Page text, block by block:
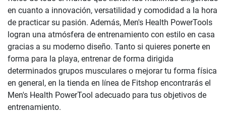
en cuanto a innovación, versatilidad y comodidad a la hora
de practicar su pasión. Además, Men's Health PowerTools
logran una atmósfera de entrenamiento con estilo en casa
gracias a su moderno diseño. Tanto si quieres ponerte en
forma para la playa, entrenar de forma dirigida
determinados grupos musculares o mejorar tu forma física
en general, en la tienda en línea de Fitshop encontrarás el
Men's Health PowerTool adecuado para tus objetivos de
entrenamiento.